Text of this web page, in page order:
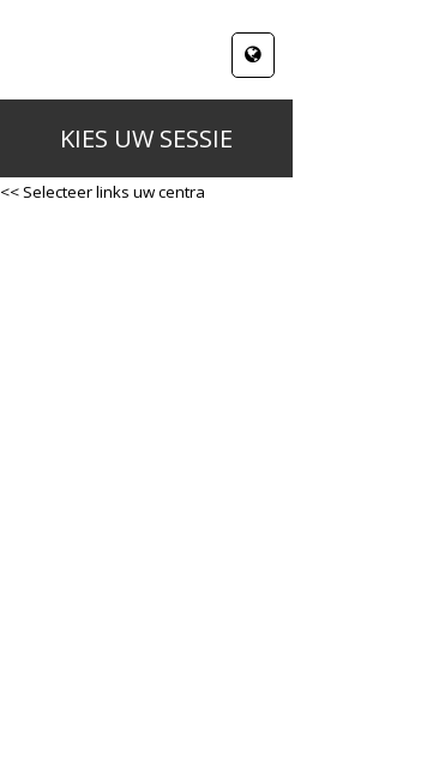
KIES UW SESSIE
<< Selecteer links uw centra